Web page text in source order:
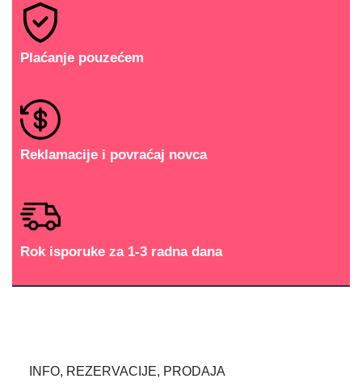
Plaćanje pouzećem
Reklamacije i povraćaj novca
Rok isporuke za 1-3 radna dana
INFO, REZERVACIJE, PRODAJA